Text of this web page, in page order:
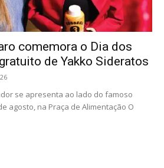
comemora o Dia dos
de Yakko Sideratos
se apresenta ao lado do famoso
agosto, na Praça de Alimentação O